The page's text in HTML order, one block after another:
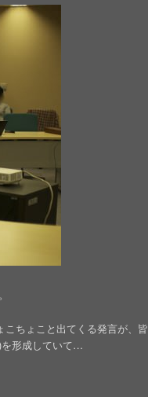
ちょこと出てくる発言が、皆
を形成していて…